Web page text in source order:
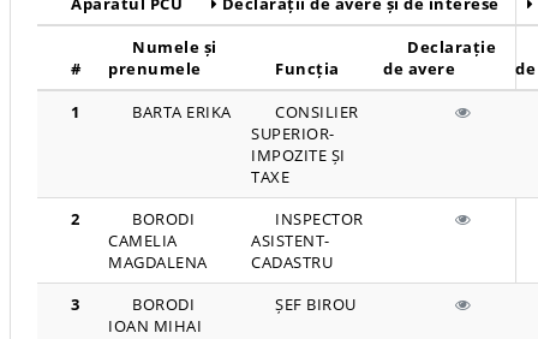
#
Numele și
prenumele
Funcția
Declarație
de avere
1
BARTA ERIKA
CONSILIER
SUPERIOR-
IMPOZITE ȘI
TAXE
2
BORODI
CAMELIA
MAGDALENA
INSPECTOR
ASISTENT-
CADASTRU
3
BORODI
IOAN MIHAI
ȘEF BIROU